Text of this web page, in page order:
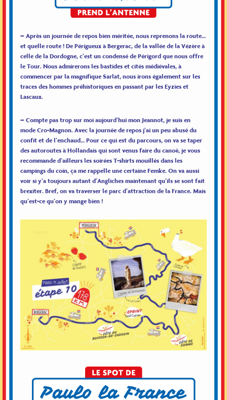
– Après un journée de repos bien méritée, nous reprenons la route…
et quelle route ! De Périgueux à Bergerac, de la vallée de la Vézère à
celle de la Dordogne, c’est un condensé de Périgord que nous offre
le Tour. Nous admirerons les bastides et cités médiévales, à
commencer par la magnifique Sarlat, nous irons également sur les
traces des hommes préhistoriques en passant par les Eyzies et
Lascaux.
– Compte pas trop sur moi aujourd’hui mon Jeannot, je suis en
mode Cro-Magnon. Avec la journée de repos j’ai un peu abusé du
confit et de l’enchaud… Pour ce qui est du parcours, on va se taper
des autoroutes à Hollandais qui sont venus faire du canoë, je vous
recommande d’ailleurs les soirées T-shirts mouillés dans les
campings du coin, ça me rappelle une certaine Femke. On va aussi
voir si y’a toujours autant d’Angliches maintenant qu’ils se sont fait
brexiter. Bref, on va traverser le parc d’attraction de la France. Mais
qu’est-ce qu’on y mange bien !